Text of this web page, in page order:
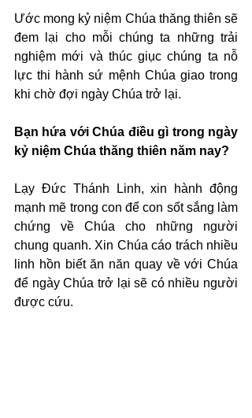
Ước mong kỷ niệm Chúa thăng thiên sẽ
đem lại cho mỗi chúng ta những trải
nghiệm mới và thúc giục chúng ta nỗ
lực thi hành sứ mệnh Chúa giao trong
khi chờ đợi ngày Chúa trở lại.
Bạn hứa với Chúa điều gì trong ngày
kỷ niệm Chúa thăng thiên năm nay?
Lạy Đức Thánh Linh, xin hành động
mạnh mẽ trong con để con sốt sắng làm
chứng về Chúa cho những người
chung quanh. Xin Chúa cáo trách nhiều
linh hồn biết ăn năn quay về với Chúa
để ngày Chúa trở lại sẽ có nhiều người
được cứu.